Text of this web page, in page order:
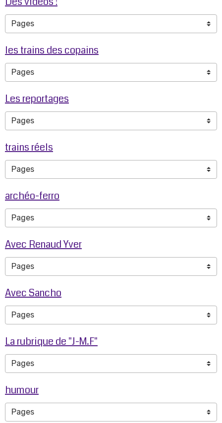
les trains des copains
Les reportages
trains réels
archéo-ferro
Avec Renaud Yver
Avec Sancho
La rubrique de "J-M.F"
humour